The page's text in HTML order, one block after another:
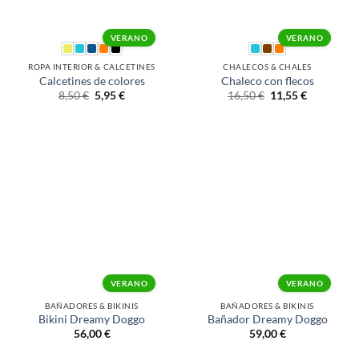
VERANO
ROPA INTERIOR & CALCETINES
Calcetines de colores
8,50€ 5,95€
VERANO
CHALECOS & CHALES
Chaleco con flecos
16,50€ 11,55€
VERANO
BAÑADORES & BIKINIS
Bikini Dreamy Doggo
56,00€
VERANO
BAÑADORES & BIKINIS
Bañador Dreamy Doggo
59,00€